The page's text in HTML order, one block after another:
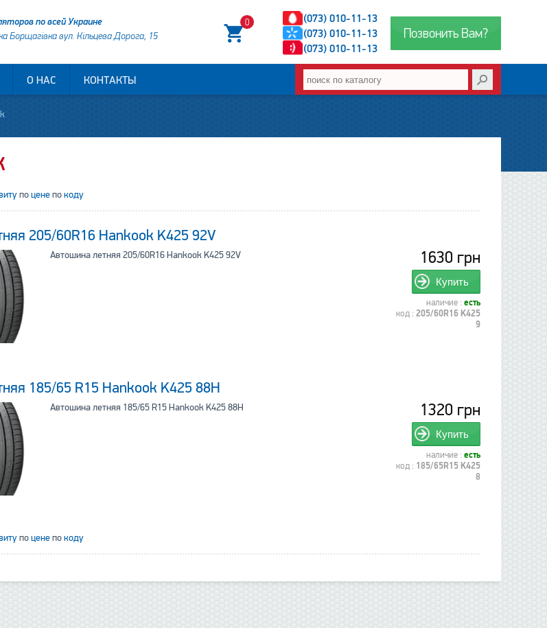
Позвонить Вам?
(073) 010-11-13
(073) 010-11-13
(073) 010-11-13
0
по всей Украине
Борщагівка вул. Кільцева Дорога, 15
О НАС КОНТАКТЫ
поценепокоду
205/60R16 Hankook K425 92V
1630 грн
Купить
наличие :есть
код :205/60R16 K425
9
Автошина летняя 205/60R16 Hankook K425 92V
185/65 R15 Hankook K425 88H
1320 грн
Купить
наличие :есть
код : 185/65R15 K425
8
Автошина летняя 185/65 R15 Hankook K425 88H
поценепокоду